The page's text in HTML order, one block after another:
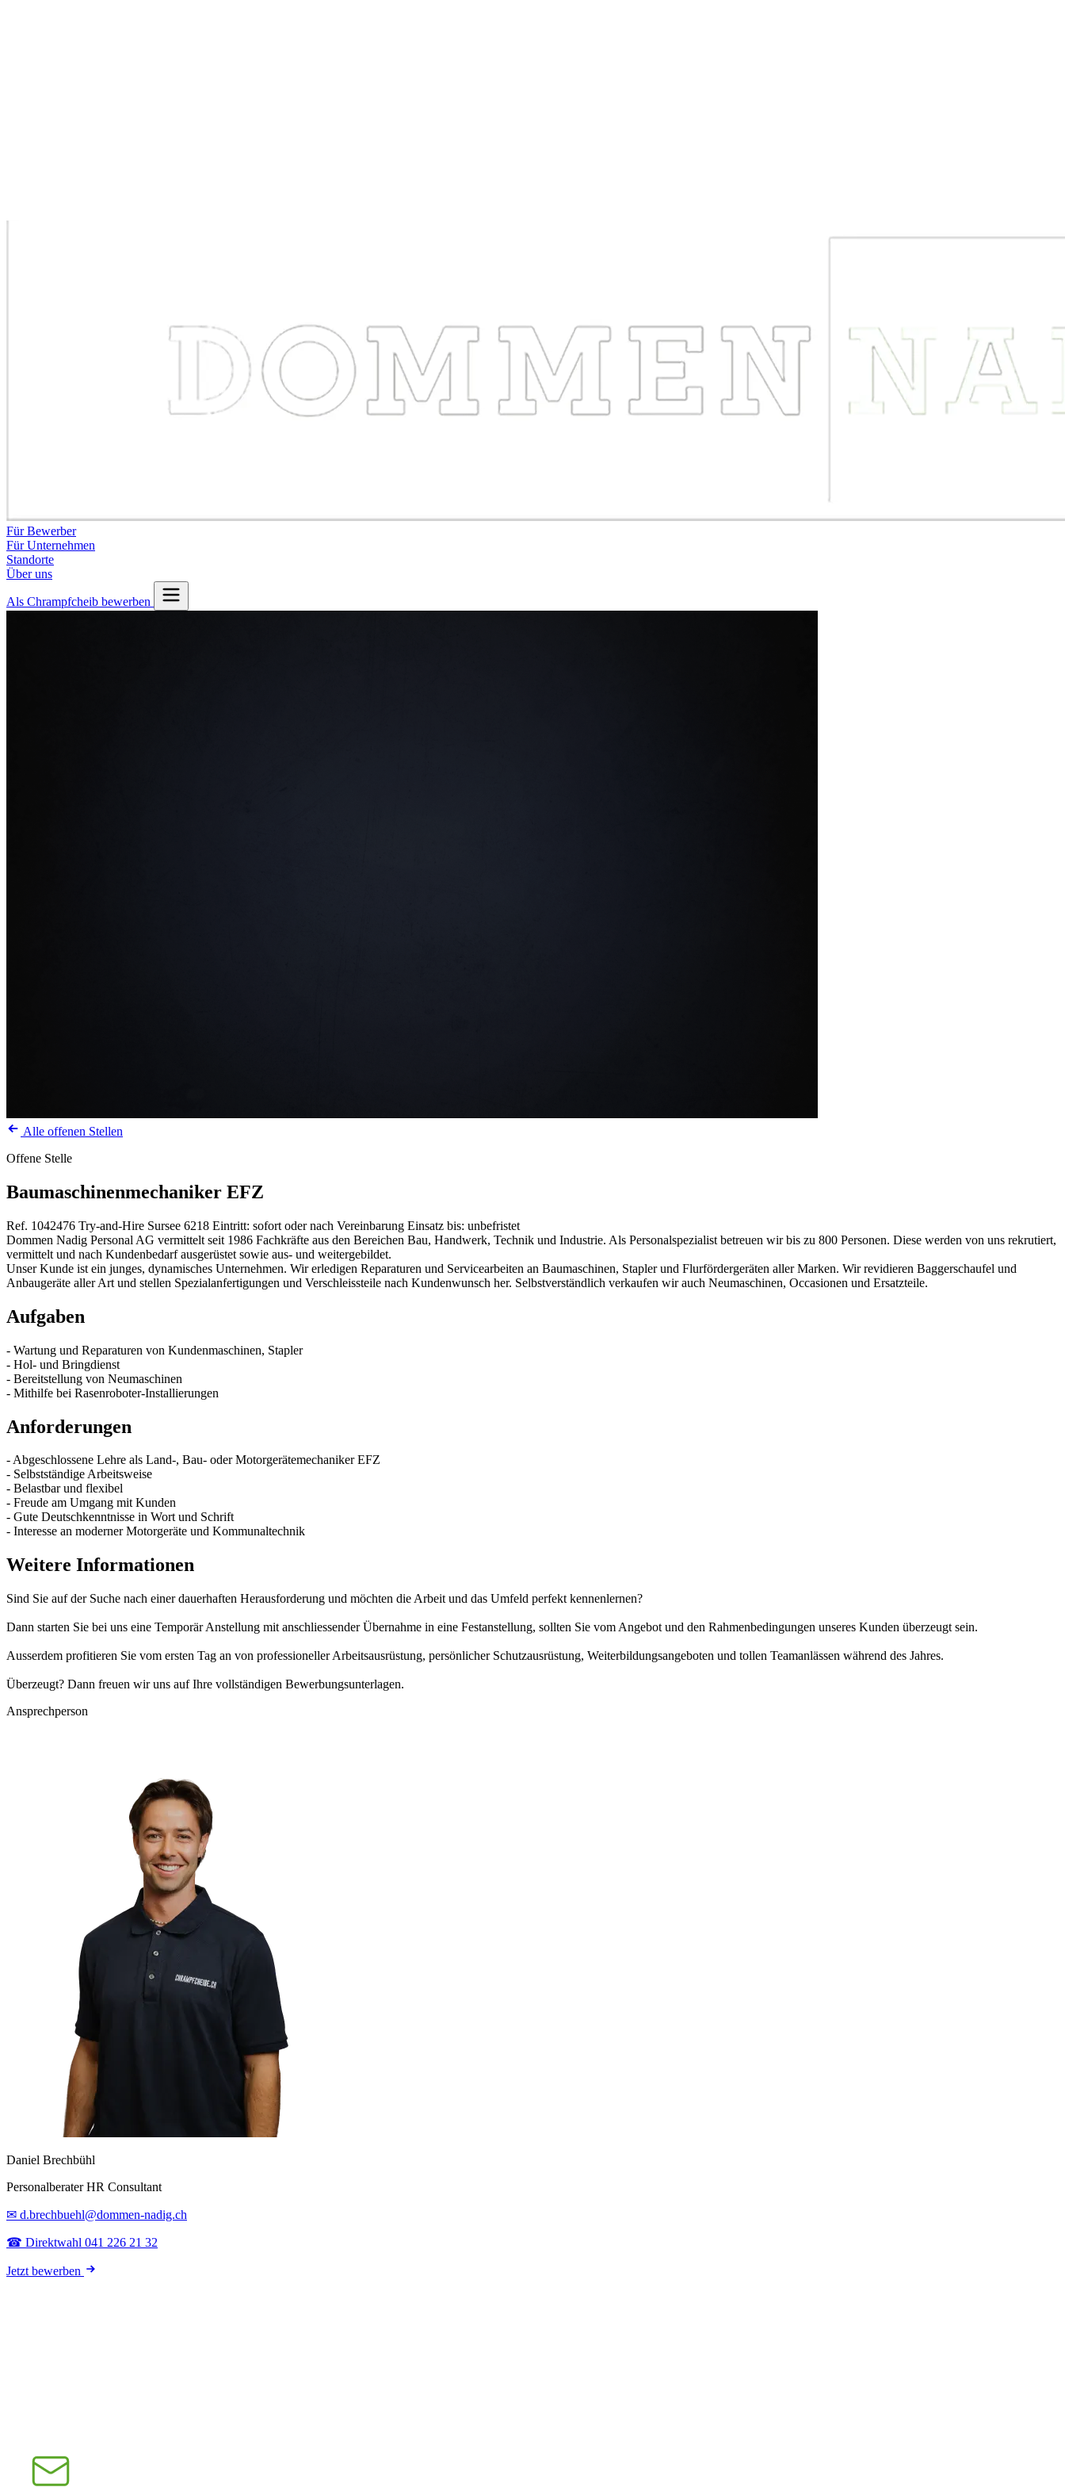
Für Bewerber
Für Unternehmen
Standorte
Über uns
Als Chrampfcheib bewerben
Alle offenen Stellen
Offene Stelle
Baumaschinenmechaniker EFZ
Ref. 1042476 Try-and-Hire Sursee 6218 Eintritt: sofort oder nach Vereinbarung Einsatz bis: unbefristet
Dommen Nadig Personal AG vermittelt seit 1986 Fachkräfte aus den Bereichen Bau, Handwerk, Technik und Industrie. Als Personalspezialist betreuen wir bis zu 800 Personen. Diese werden von uns rekrutiert,
vermittelt und nach Kundenbedarf ausgerüstet sowie aus- und weitergebildet.
Unser Kunde ist ein junges, dynamisches Unternehmen. Wir erledigen Reparaturen und Servicearbeiten an Baumaschinen, Stapler und Flurfördergeräten aller Marken. Wir revidieren Baggerschaufel und
Anbaugeräte aller Art und stellen Spezialanfertigungen und Verschleissteile nach Kundenwunsch her. Selbstverständlich verkaufen wir auch Neumaschinen, Occasionen und Ersatzteile.
Aufgaben
- Wartung und Reparaturen von Kundenmaschinen, Stapler
- Hol- und Bringdienst
- Bereitstellung von Neumaschinen
- Mithilfe bei Rasenroboter-Installierungen
Anforderungen
- Abgeschlossene Lehre als Land-, Bau- oder Motorgerätemechaniker EFZ
- Selbstständige Arbeitsweise
- Belastbar und flexibel
- Freude am Umgang mit Kunden
- Gute Deutschkenntnisse in Wort und Schrift
- Interesse an moderner Motorgeräte und Kommunaltechnik
Weitere Informationen
Sind Sie auf der Suche nach einer dauerhaften Herausforderung und möchten die Arbeit und das Umfeld perfekt kennenlernen?
Dann starten Sie bei uns eine Temporär Anstellung mit anschliessender Übernahme in eine Festanstellung, sollten Sie vom Angebot und den Rahmenbedingungen unseres Kunden überzeugt sein.
Ausserdem profitieren Sie vom ersten Tag an von professioneller Arbeitsausrüstung, persönlicher Schutzausrüstung, Weiterbildungsangeboten und tollen Teamanlässen während des Jahres.
Überzeugt? Dann freuen wir uns auf Ihre vollständigen Bewerbungsunterlagen.
Ansprechperson
Daniel Brechbühl
Personalberater HR Consultant
✉ d.brechbuehl@dommen-nadig.ch
☎ Direktwahl 041 226 21 32
Jetzt bewerben